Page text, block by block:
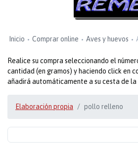
Inicio Comprar online Aves y huevos
Realice su compra seleccionando el
cantidad (en gramos) y haciendo click en
añadirá automáticamente a su cesta de la
Elaboración propia pollo relleno